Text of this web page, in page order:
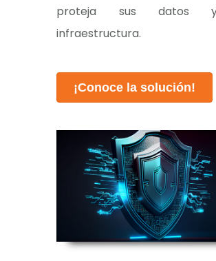
proteja sus datos
infraestructura.
¡Conoce la solución!